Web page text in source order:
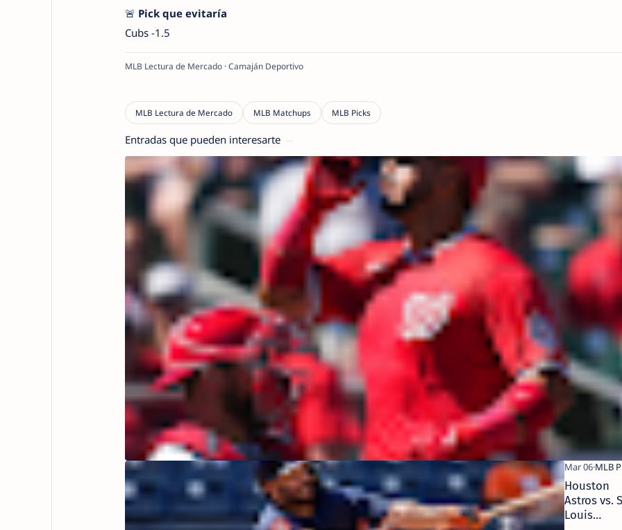
🚨 Pick que evitaría
Cubs -1.5
MLB Lectura de Mercado · Camaján Deportivo
Entradas que pueden interesarte
Houston
Astros vs.
Louis